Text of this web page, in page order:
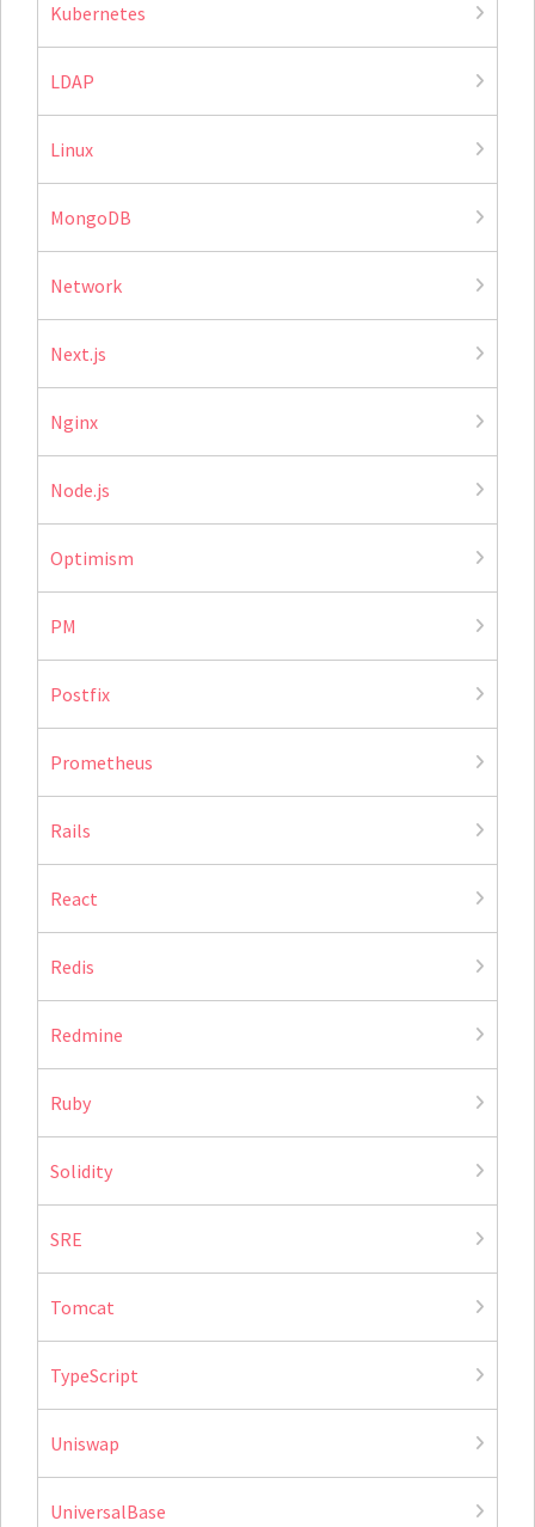
Kubernetes
LDAP
Linux
MongoDB
Network
Next.js
Nginx
Node.js
Optimism
PM
Postfix
Prometheus
Rails
React
Redis
Redmine
Ruby
Solidity
SRE
Tomcat
TypeScript
Uniswap
UniversalBase